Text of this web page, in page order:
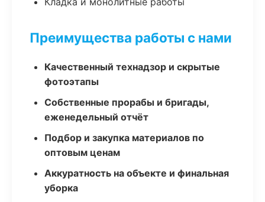
Преимущества работы с нами
Качественный технадзор и скрытые
фотоэтапы
Собственные прорабы и бригады,
еженедельный отчёт
Подбор и закупка материалов по
оптовым ценам
Аккуратность на объекте и финальная
уборка